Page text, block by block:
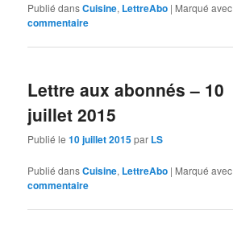
Publié dansCuisine, LettreAbo | Marqué avec
commentaire
Lettre aux abonnés – 10
juillet 2015
Publié le10 juillet 2015par LS
Publié dansCuisine, LettreAbo | Marqué avec
commentaire